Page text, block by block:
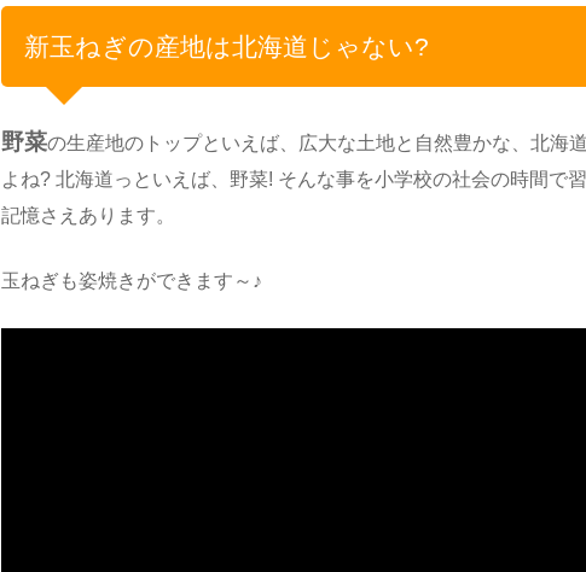
新玉ねぎの産地は北海道じゃない?
野菜の生産地のトップといえば、広大な土地と自然豊かな、北海
よね? 北海道っといえば、野菜! そんな事を小学校の社会の時間で
記憶さえあります。
玉ねぎも姿焼きができます～♪